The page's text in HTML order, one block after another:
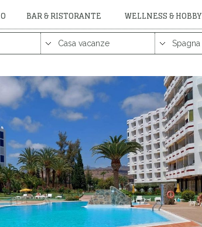
BAR & RISTORANTE WELLNESS & HOBBY